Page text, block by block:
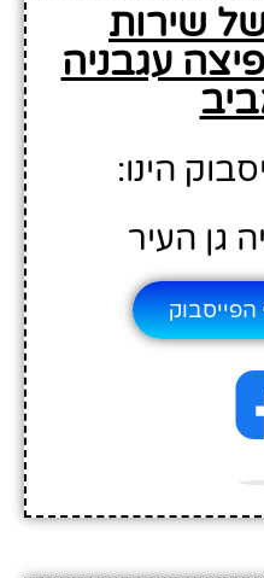
שירות
עגבניה
הינו:
גן העיר